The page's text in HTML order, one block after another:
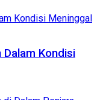
Kondisi